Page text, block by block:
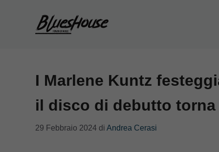
I Marlene Kuntz
il disco di debutto
29 Febbraio 2024 di Andrea Cerasi